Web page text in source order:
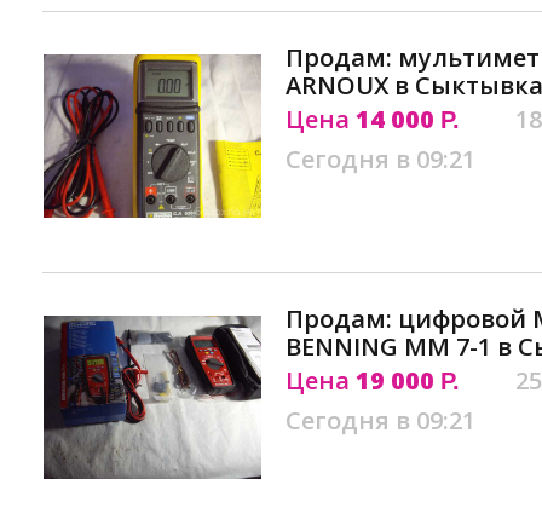
Продам:
ARNOUХ в
Цена 14 000 Р.
Сегодня в 09:21
Продам: цифровой
BENNING MM 7-1 в
Цена 19 000 Р.
Сегодня в 09:21